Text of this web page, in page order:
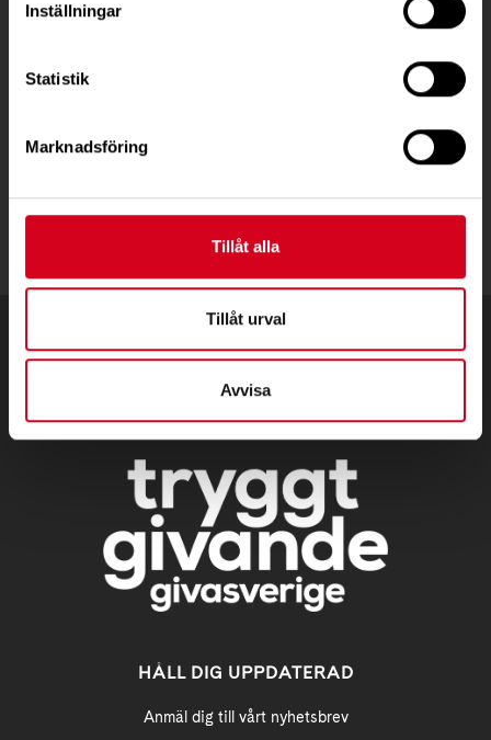
Inställningar
Statistik
Marknadsföring
Tillåt alla
Tillåt urval
Avvisa
BG 862-8190
HÅLL DIG UPPDATERAD
Anmäl dig till vårt nyhetsbrev